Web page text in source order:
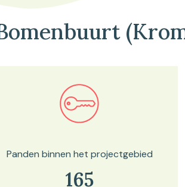
Bekijk in onze kaartviewer
Panden binnen het projectgebied
165